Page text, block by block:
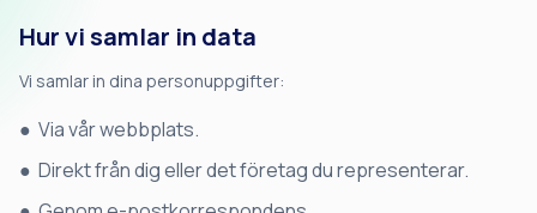
Hur vi samlar in data
Vi samlar in dina personuppgifter:
Via vår webbplats.
Direkt från dig eller det företag du representerar.